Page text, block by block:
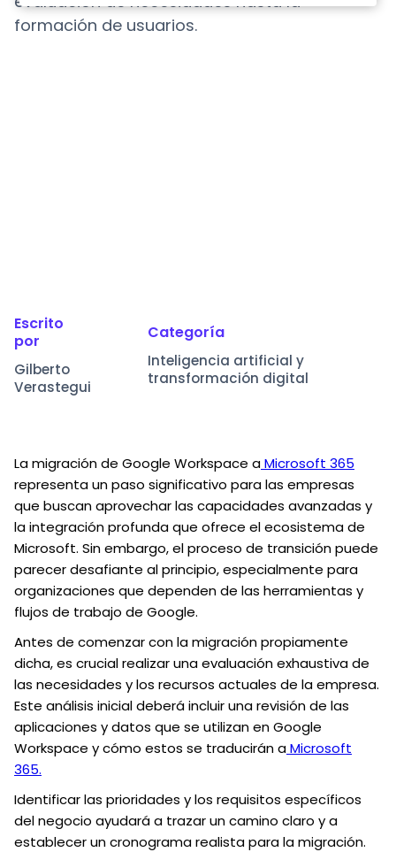
formación de usuarios.
Escrito
por
Gilberto
Verastegui
Categoría
Inteligencia artificial y
transformación digital
La migración de Google Workspace aMicrosoft 365
representa un paso significativo para las empresas
que buscan aprovechar las capacidades avanzadas y
la integración profunda que ofrece el ecosistema de
Microsoft. Sin embargo, el proceso de transición puede
parecer desafiante al principio, especialmente para
organizaciones que dependen de las herramientas y
flujos de trabajo de Google.
Antes de comenzar con la migración propiamente
dicha, es crucial realizar una evaluación exhaustiva de
las necesidades y los recursos actuales de la empresa.
Este análisis inicial deberá incluir una revisión de las
aplicaciones y datos que se utilizan en Google
Workspace y cómo estos se traducirán aMicrosoft
365.
Identificar las prioridades y los requisitos específicos
del negocio ayudará a trazar un camino claro y a
establecer un cronograma realista para la migración.